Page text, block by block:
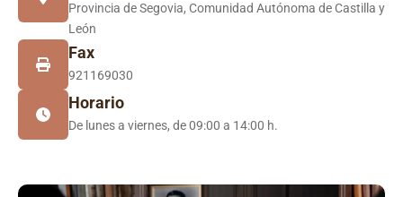
Provincia de Segovia, Comunidad Autónoma de Castilla y
León
Fax
921169030
Horario
De lunes a viernes, de 09:00 a 14:00 h.